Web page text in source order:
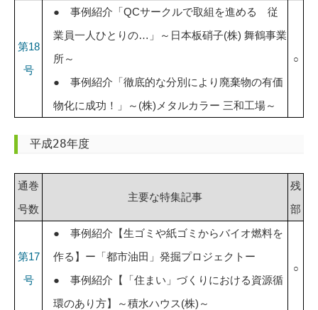
第18
号
● 事例紹介「QCサークルで取組を進める 従
業員一人ひとりの…」～日本板硝子(株) 舞鶴事業
所～
● 事例紹介「徹底的な分別により廃棄物の有価
物化に成功！」～(株)メタルカラー 三和工場～
○
平成28年度
通巻
号数
主要な特集記事
残
部
第17
号
● 事例紹介【生ゴミや紙ゴミからバイオ燃料を
作る】ー「都市油田」発掘プロジェクトー
● 事例紹介【「住まい」づくりにおける資源循
環のあり方】～積水ハウス(株)～
○